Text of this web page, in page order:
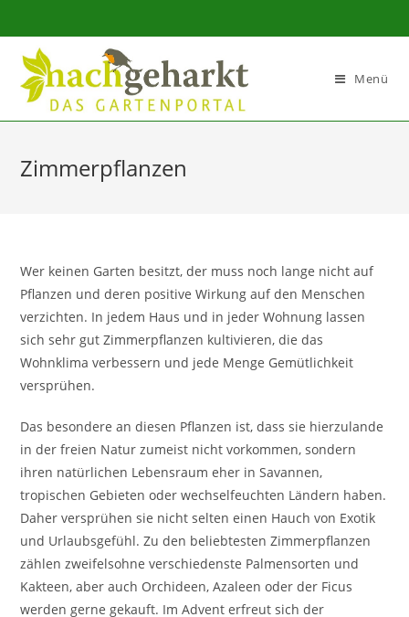
Sidebar-
Inhalt
Menü
Zimmerpflanzen
Wer keinen Garten besitzt, der muss noch lange nicht auf
Pflanzen und deren positive Wirkung auf den Menschen
verzichten. In jedem Haus und in jeder Wohnung lassen
sich sehr gut Zimmerpflanzen kultivieren, die das
Wohnklima verbessern und jede Menge Gemütlichkeit
versprühen.
Das besondere an diesen Pflanzen ist, dass sie hierzulande
in der freien Natur zumeist nicht vorkommen, sondern
ihren natürlichen Lebensraum eher in Savannen,
tropischen Gebieten oder wechselfeuchten Ländern haben.
Daher versprühen sie nicht selten einen Hauch von Exotik
und Urlaubsgefühl. Zu den beliebtesten Zimmerpflanzen
zählen zweifelsohne verschiedenste Palmensorten und
Kakteen, aber auch Orchideen, Azaleen oder der Ficus
werden gerne gekauft. Im Advent erfreut sich der